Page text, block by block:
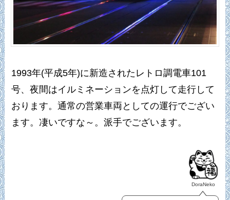
1993年(平成5年)に新造されたレトロ調電車101
号、夜間はイルミネーションを点灯して走行して
おります。通常の営業車両としての運行でござい
ます。凄いですな～。派手でございます。
DoraNeko